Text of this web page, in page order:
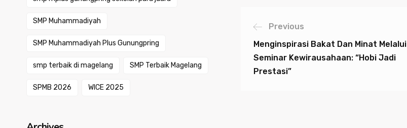
Previous
Menginspirasi Bakat Dan Minat Melalui
Seminar Kewirausahaan: “Hobi Jadi
Prestasi”
SMP Muhammadiyah
SMP Muhammadiyah Plus Gunungpring
smp terbaik di magelang SMP Terbaik Magelang
SPMB 2026 WICE 2025